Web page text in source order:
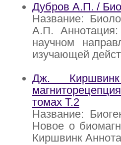
Дубров А.П. /
Название:
А.П.
научном
изучающей
Дж.
томах Т.2
Название:
Новое о
Киршвинк